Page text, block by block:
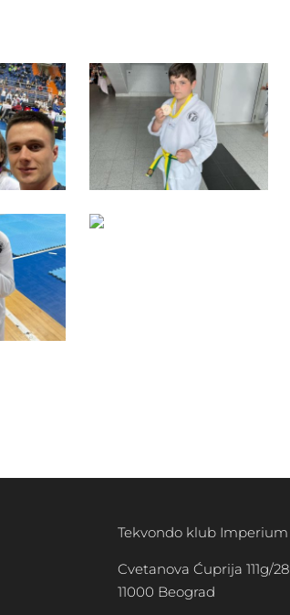
Tekvondo klub Imperium
Cvetanova Ćuprija 111g/28
11000 Beograd